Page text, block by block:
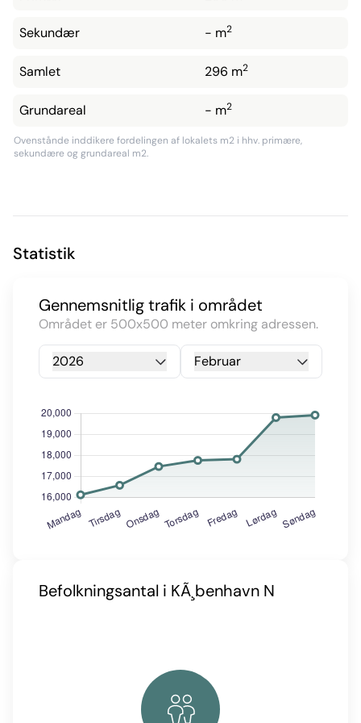
Sekundær - m2
Samlet 296 m2
Grundareal - m2
Ovenstånde inddikere fordelingen af lokalets m2 i hhv. primære,
sekundære og grundareal m2.
Statistik
Gennemsnitlig trafik i området
Området er 500x500 meter omkring adressen.
2026 Februar
Befolkningsantal i KÃ¸benhavn N